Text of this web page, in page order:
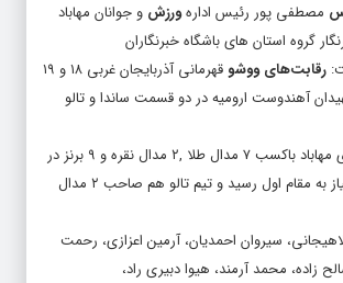
مصطفی پور رئیس ادارهورزش و جوانان مهاباد
گروه استان هایباشگاه خبرنگاران
رقابت‌های ووشو
قهرمانی آذربایجان غربی ۱۸ و ۱۹
آهندوست ارومیه در دو قسمت ساندا و تالو
او افزود: تیم ساندای مهاباد باکسب ۷ مدال طلا ,۲ مدال نقره و ۹ برنز در
مجموع با ۲۶۵ امتیاز به مقام اول رسید و تیم تالو هم صاحب ۲ مدال
لاهیجانی، سیروان احمدیان، آرمین اعزازی، رحمت
زاده، محمد آرمند، هیوا دبیری راد،